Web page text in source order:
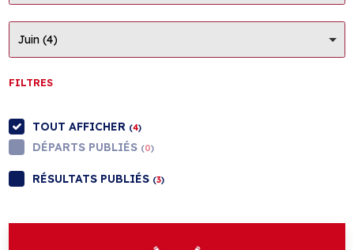
Juin (4)
FILTRES
TOUT AFFICHER (4)
DÉPARTS PUBLIÉS (0)
RÉSULTATS PUBLIÉS (3)